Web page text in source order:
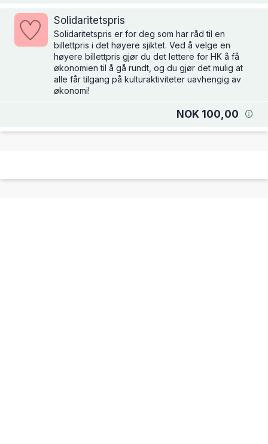
Solidaritetspris
Solidaritetspris er for deg som har råd til en
billettpris i det høyere sjiktet. Ved å velge en
høyere billettpris gjør du det lettere for HK å få
økonomien til å gå rundt, og du gjør det mulig at
alle får tilgang på kulturaktiviteter uavhengig av
økonomi!
NOK 100,00